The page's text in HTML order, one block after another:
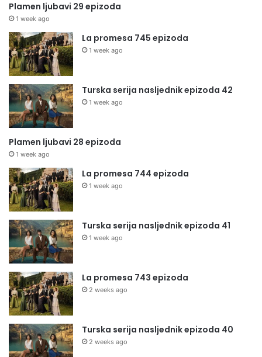
Plamen ljubavi 29 epizoda
1 week ago
La promesa 745 epizoda
1 week ago
Turska serija nasljednik epizoda 42
1 week ago
Plamen ljubavi 28 epizoda
1 week ago
La promesa 744 epizoda
1 week ago
Turska serija nasljednik epizoda 41
1 week ago
La promesa 743 epizoda
2 weeks ago
Turska serija nasljednik epizoda 40
2 weeks ago